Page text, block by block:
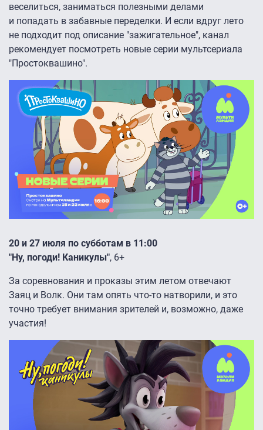
веселиться, заниматься полезными делами
и попадать в забавные переделки. И если вдруг лето
не подходит под описание "зажигательное", канал
рекомендует посмотреть новые серии мультсериала
"Простоквашино".
20 и 27 июля по субботам в 11:00
"Ну, погоди! Каникулы", 6+
За соревнования и проказы этим летом отвечают
Заяц и Волк. Они там опять что-то натворили, и это
точно требует внимания зрителей и, возможно, даже
участия!